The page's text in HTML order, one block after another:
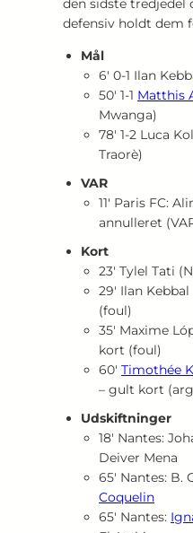
den sidste tredjedel
defensiv holdt dem
Mål
6′ 0‑1 Ilan
50′ 1‑1 Matthis
Mwanga)
78′ 1‑2 Luca
Traorè)
VAR
11′ Paris FC:
annulleret
Kort
23′ Tylel Tati
29′ Ilan
(foul)
35′ Maxime
kort (foul)
60′ Timothée
– gult kort
Udskiftninger
18′ Nantes:
Deiver Mena
65′ Nantes: B.
Coquelin
65′ Nantes: